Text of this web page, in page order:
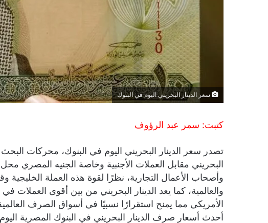
سعر الدينار البحريني اليوم في البنوك
كتبت: سمر عبد الرؤوف
تصدر سعر الدينار البحريني اليوم في البنوك، محركات
البحريني مقابل العملات الأجنبية وخاصة الجنيه المصري
وأصحاب الأعمال التجارية، نظرًا لقوة هذه العملة الخليجية
والعالمية، كما يعد الدينار البحريني من بين أقوى العملات
الأمريكي مما يمنح استقرارًا نسبيًا في أسواق الصرف
أحدث أسعار صرف الدينار البحريني في البنوك المصرية اليوم الأحد 29